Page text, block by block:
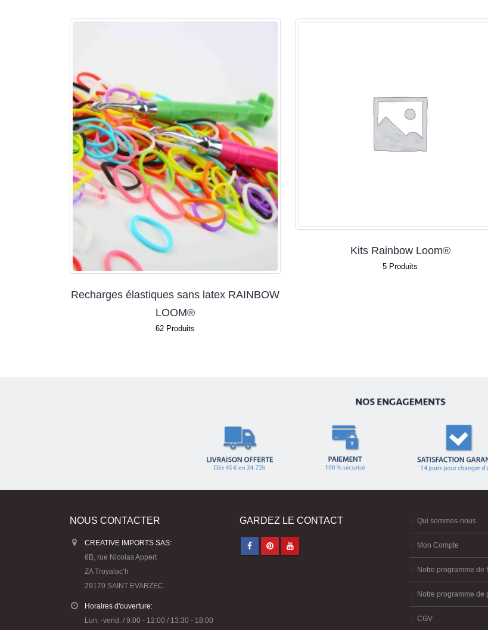
Recharges élastiques sans latex RAINBOW
LOOM®
62Produits
Kits Rainbow Loom®
5 Produits
NOUS CONTACTER
CREATIVE IMPORTS SAS:
6B, rue Nicolas Appert
ZA Troyalac’h
29170 SAINT EVARZEC
Horaires d'ouverture:
Lun. -vend. / 9:00 - 12:00 / 13:30 - 18:00
GARDEZ LE CONTACT Qui sommes-nous
Mon Compte
Notre programme de
Notre programme de
CGV